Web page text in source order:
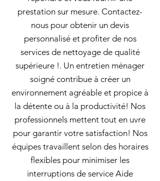
prestation sur mesure. Contactez-
nous pour obtenir un devis
personnalisé et profiter de nos
services de nettoyage de qualité
supérieure !. Un entretien ménager
soigné contribue à créer un
environnement agréable et propice à
la détente ou à la productivité! Nos
professionnels mettent tout en uvre
pour garantir votre satisfaction! Nos
équipes travaillent selon des horaires
flexibles pour minimiser les
interruptions de service Aide